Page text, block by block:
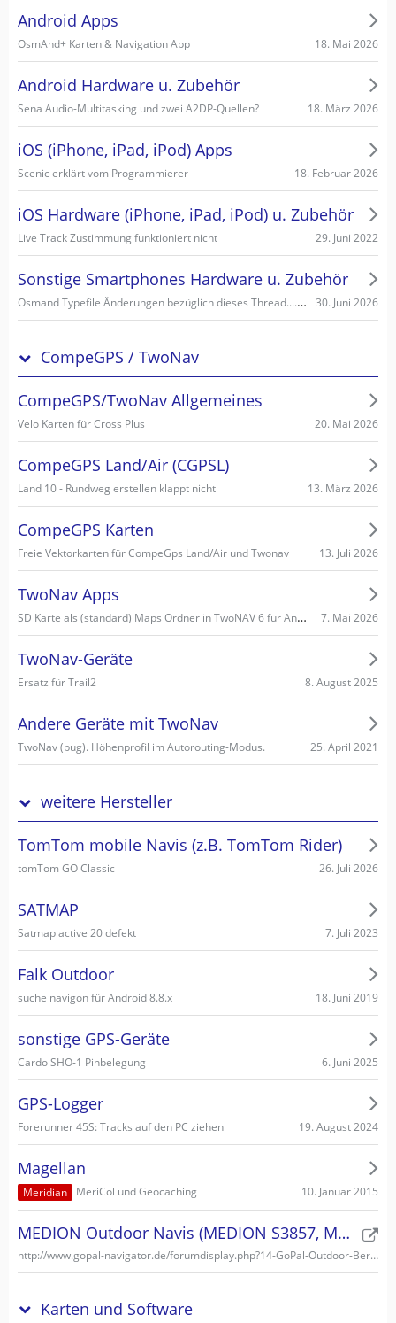
Android Apps
OsmAnd+ Karten & Navigation App 18. Mai 2026
Android Hardware u. Zubehör
Sena Audio-Multitasking und zwei A2DP-Quellen? 18. März 2026
iOS (iPhone, iPad, iPod) Apps
Scenic erklärt vom Programmierer 18. Februar 2026
iOS Hardware (iPhone, iPad, iPod) u. Zubehör
Live Track Zustimmung funktioniert nicht 29. Juni 2022
Sonstige Smartphones Hardware u. Zubehör
Osmand Typefile Änderungen bezüglich dieses Thread....., mögliche Fehlerquelle warum es nicht gehen kann... 30. Juni 2026
CompeGPS / TwoNav
CompeGPS/TwoNav Allgemeines
Velo Karten für Cross Plus 20. Mai 2026
CompeGPS Land/Air (CGPSL)
Land 10 - Rundweg erstellen klappt nicht 13. März 2026
CompeGPS Karten
Freie Vektorkarten für CompeGps Land/Air und Twonav 13. Juli 2026
TwoNav Apps
SD Karte als (standard) Maps Ordner in TwoNAV 6 für Android einstellen/wählen 7. Mai 2026
TwoNav-Geräte
Ersatz für Trail2 8. August 2025
Andere Geräte mit TwoNav
TwoNav (bug). Höhenprofil im Autorouting-Modus. 25. April 2021
weitere Hersteller
TomTom mobile Navis (z.B. TomTom Rider)
tomTom GO Classic 26. Juli 2026
SATMAP
Satmap active 20 defekt 7. Juli 2023
Falk Outdoor
suche navigon für Android 8.8.x 18. Juni 2019
sonstige GPS-Geräte
Cardo SHO-1 Pinbelegung 6. Juni 2025
GPS-Logger
Forerunner 45S: Tracks auf den PC ziehen 19. August 2024
Magellan
Meridian MeriCol und Geocaching 10. Januar 2015
MEDION Outdoor Navis (MEDION S3857, MEDION S3747)
http://www.gopal-navigator.de/forumdisplay.php?14-GoPal-Outdoor-Bereich
Karten und Software